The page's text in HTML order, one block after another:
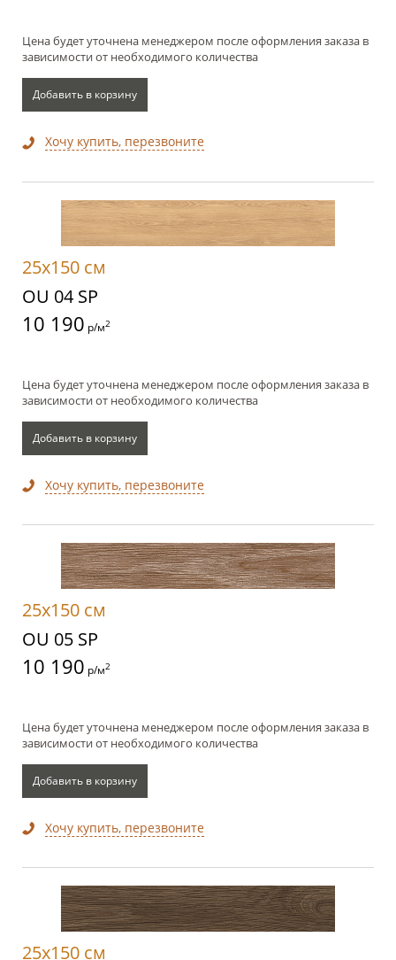
Цена будет уточнена менеджером после оформления заказа в
зависимости от необходимого количества
Добавить в корзину
Хочу купить, перезвоните
25x150 см
OU 04 SP
10 190 р/м2
Цена будет уточнена менеджером после оформления заказа в
зависимости от необходимого количества
Добавить в корзину
Хочу купить, перезвоните
25x150 см
OU 05 SP
10 190 р/м2
Цена будет уточнена менеджером после оформления заказа в
зависимости от необходимого количества
Добавить в корзину
Хочу купить, перезвоните
25x150 см